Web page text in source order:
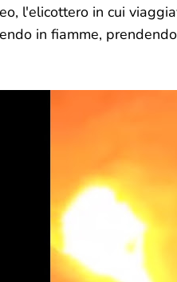
l'elicottero in cui
in fiamme,